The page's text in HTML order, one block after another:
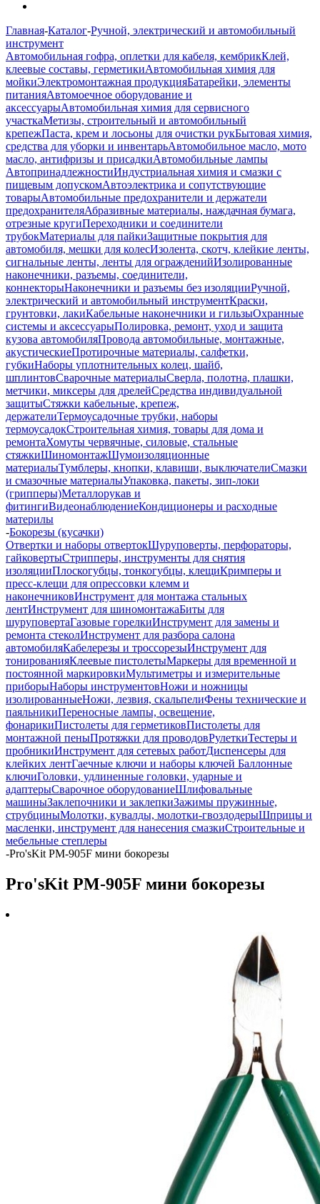
Главная-Каталог-Ручной, электрический и автомобильный
инструмент
Автомобильная гофра, оплетки для кабеля, кембрикКлей,
клеевые составы, герметикиАвтомобильная химия для
мойкиЭлектромонтажная продукцияБатарейки, элементы
питанияАвтомоечное оборудование и
аксессуарыАвтомобильная химия для сервисного
участкаМетизы, строительный и автомобильный
крепежПаста, крем и лосьоны для очистки рукБытовая химия,
средства для уборки и инвентарьАвтомобильное масло, мото
масло, антифризы и присадкиАвтомобильные лампы
АвтопринадлежностиИндустриальная химия и смазки с
пищевым допускомАвтоэлектрика и сопутствующие
товарыАвтомобильные предохранители и держатели
предохранителяАбразивные материалы, наждачная бумага,
отрезные кругиПереходники и соединители
трубокМатериалы для пайкиЗащитные покрытия для
автомобиля, мешки для колесИзолента, скотч, клейкие ленты,
сигнальные ленты, ленты для огражденийИзолированные
наконечники, разъемы, соединители,
коннекторыНаконечники и разъемы без изоляцииРучной,
электрический и автомобильный инструментКраски,
грунтовки, лакиКабельные наконечники и гильзыОхранные
системы и аксессуарыПолировка, ремонт, уход и защита
кузова автомобиляПровода автомобильные, монтажные,
акустическиеПротирочные материалы, салфетки,
губкиНаборы уплотнительных колец, шайб,
шплинтовСварочные материалыСверла, полотна, плашки,
метчики, миксеры для дрелейСредства индивидуальной
защитыСтяжки кабельные, крепеж,
держателиТермоусадочные трубки, наборы
термоусадокСтроительная химия, товары для дома и
ремонтаХомуты червячные, силовые, стальные
стяжкиШиномонтажШумоизоляционные
материалыТумблеры, кнопки, клавиши, выключателиСмазки
и смазочные материалыУпаковка, пакеты, зип-локи
(грипперы)Металлорукав и
фитингиВидеонаблюдениеКондиционеры и расходные
материлы
-Бокорезы (кусачки)
Отвертки и наборы отвертокШуруповерты, перфораторы,
гайковертыСтрипперы, инструменты для снятия
изоляцииПлоскогубцы, тонкогубцы, клещиКримперы и
пресс-клещи для опрессовки клемм и
наконечниковИнструмент для монтажа стальных
лентИнструмент для шиномонтажаБиты для
шуруповертаГазовые горелкиИнструмент для замены и
ремонта стеколИнструмент для разбора салона
автомобиляКабелерезы и троссорезыИнструмент для
тонированияКлеевые пистолетыМаркеры для временной и
постоянной маркировкиМультиметры и измерительные
приборыНаборы инструментовНожи и ножницы
изолированныеНожи, лезвия, скальпелиФены технические и
паяльникиПереносные лампы, освещение,
фонарикиПистолеты для герметиковПистолеты для
монтажной пеныПротяжки для проводовРулеткиТестеры и
пробникиИнструмент для сетевых работДиспенсеры для
клейких лентГаечные ключи и наборы ключей Баллонные
ключиГоловки, удлиненные головки, ударные и
адаптерыСварочное оборудованиеШлифовальные
машиныЗаклепочники и заклепкиЗажимы пружинные,
струбциныМолотки, кувалды, молотки-гвоздодерыШприцы и
масленки, инструмент для нанесения смазкиСтроительные и
мебельные степлеры
-Pro'sKit PM-905F мини бокорезы
Pro'sKit PM-905F мини бокорезы